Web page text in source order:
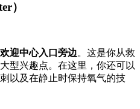
）
迎中心入口旁边。这是你从救
型兴趣点。在这里，你还可以
以及在静止时保持氧气的技